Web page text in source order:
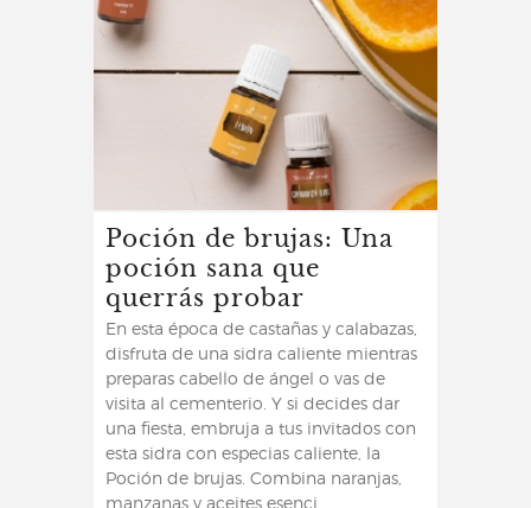
Poción de brujas: Una
poción sana que
querrás probar
En esta época de castañas y calabazas,
disfruta de una sidra caliente mientras
preparas cabello de ángel o vas de
visita al cementerio. Y si decides dar
una fiesta, embruja a tus invitados con
esta sidra con especias caliente, la
Poción de brujas. Combina naranjas,